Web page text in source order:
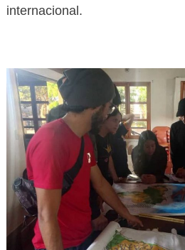
internacional.